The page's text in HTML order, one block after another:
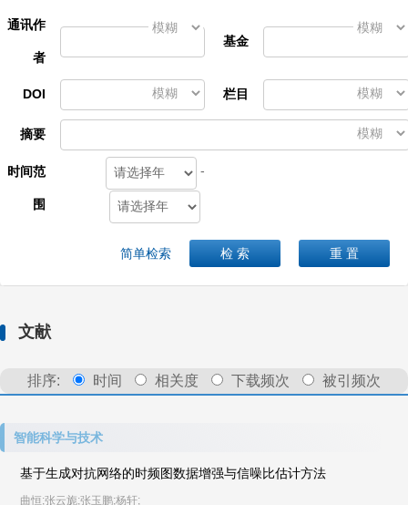
通讯作
者
基金
DOI 栏目
摘要
时间范
围
-
重 置
检 索
简单检索
文献
排序: 时间 相关度 下载频次 被引频次
智能科学与技术
基于生成对抗网络的时频图数据增强与信噪比估计方法
曲恒;张云旎;张玉鹏;杨轩;